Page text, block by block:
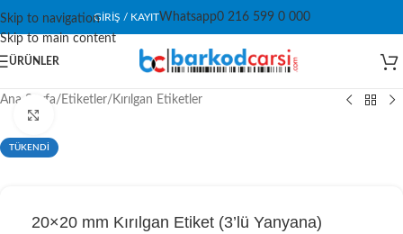
Skip to navigation
Skip to main content
GIRIŞ / KAYITWhatsapp0 216 599 0 000
ÜRÜNLER
Ana Sayfa/ Etiketler/ Kırılgan Etiketler
TÜKENDİ
20×20 mm Kırılgan Etiket (3’lü Yanyana)